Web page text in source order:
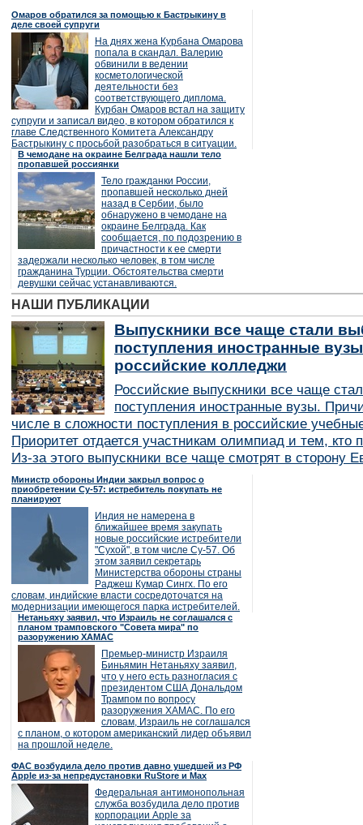
Омаров обратился за помощью к Бастрыкину в
деле своей супруги
На днях жена Курбана Омарова
попала в скандал. Валерию
обвинили в ведении
косметологической
деятельности без
соответствующего диплома.
Курбан Омаров встал на защиту
супруги и записал видео, в котором обратился к
главе Следственного Комитета Александру
Бастрыкину с просьбой разобраться в ситуации.
В чемодане на окраине Белграда нашли тело
пропавшей россиянки
Тело гражданки России,
пропавшей несколько дней
назад в Сербии, было
обнаружено в чемодане на
окраине Белграда. Как
сообщается, по подозрению в
причастности к ее смерти
задержали несколько человек, в том числе
гражданина Турции. Обстоятельства смерти
девушки сейчас устанавливаются.
НАШИ ПУБЛИКАЦИИ
Выпускники все чаще стали
поступления иностранные
российские колледжи
Российские выпускники все чаще
поступления иностранные вузы.
числе в сложности поступления в российские
Приоритет отдается участникам олимпиад и тем, кто
Из-за этого выпускники все чаще смотрят в сторону
Министр обороны Индии закрыл вопрос о
приобретении Су-57: истребитель покупать не
планируют
Индия не намерена в
ближайшее время закупать
новые российские истребители
"Сухой", в том числе Су-57. Об
этом заявил секретарь
Министерства обороны страны
Раджеш Кумар Сингх. По его
словам, индийские власти сосредоточатся на
модернизации имеющегося парка истребителей.
Нетаньяху заявил, что Израиль не соглашался с
планом трамповского "Совета мира" по
разоружению ХАМАС
Премьер-министр Израиля
Биньямин Нетаньяху заявил,
что у него есть разногласия с
президентом США Дональдом
Трампом по вопросу
разоружения ХАМАС. По его
словам, Израиль не соглашался
с планом, о котором американский лидер объявил
на прошлой неделе.
ФАС возбудила дело против давно ушедшей из РФ
Apple из-за непредустановки RuStore и Max
Федеральная антимонопольная
служба возбудила дело против
корпорации Apple за